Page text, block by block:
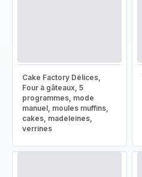
Cake Factory Délices,
Four à gâteaux, 5
programmes, mode
manuel, moules muffins,
cakes, madeleines,
verrines